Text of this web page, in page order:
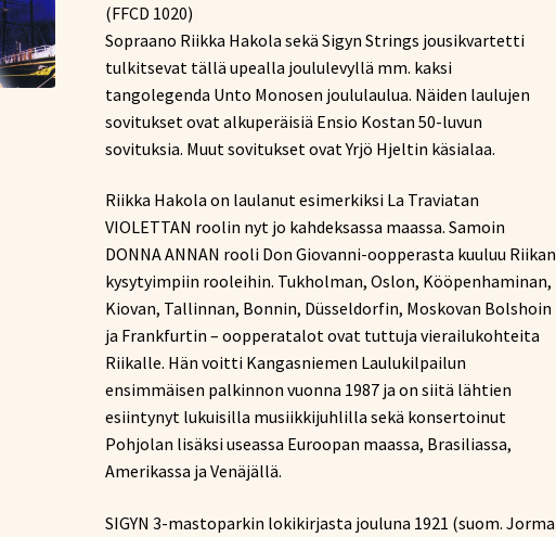
oli:
17,21 €.10,12 €.
(FFCD 1020)
Sopraano Riikka Hakola sekä Sigyn Strings jousikvartetti
tulkitsevat tällä upealla joululevyllä mm. kaksi
tangolegenda Unto Monosen joululaulua. Näiden laulujen
sovitukset ovat alkuperäisiä Ensio Kostan 50-luvun
sovituksia. Muut sovitukset ovat Yrjö Hjeltin käsialaa.
Riikka Hakola on laulanut esimerkiksi La Traviatan
VIOLETTAN roolin nyt jo kahdeksassa maassa. Samoin
DONNA ANNAN rooli Don Giovanni-oopperasta kuuluu Riikan
kysytyimpiin rooleihin. Tukholman, Oslon, Kööpenhaminan,
Kiovan, Tallinnan, Bonnin, Düsseldorfin, Moskovan Bolshoin
ja Frankfurtin – oopperatalot ovat tuttuja vierailukohteita
Riikalle. Hän voitti Kangasniemen Laulukilpailun
ensimmäisen palkinnon vuonna 1987 ja on siitä lähtien
esiintynyt lukuisilla musiikkijuhlilla sekä konsertoinut
Pohjolan lisäksi useassa Euroopan maassa, Brasiliassa,
Amerikassa ja Venäjällä.
SIGYN 3-mastoparkin lokikirjasta jouluna 1921 (suom. Jorma